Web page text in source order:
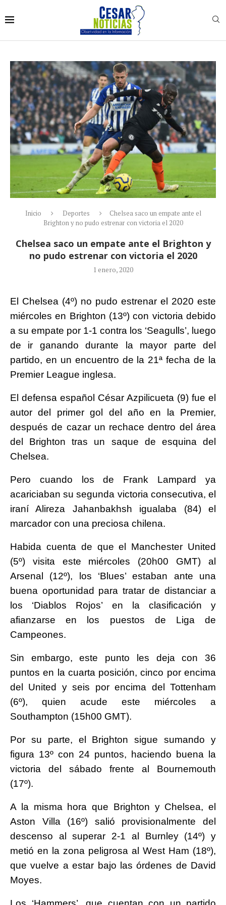
Inicio Deportes
Chelsea saco un empate ante el
Brighton y no pudo estrenar con victoria el 2020
Chelsea saco un empate ante el Brighton y
no pudo estrenar con victoria el 2020
1 enero, 2020
El Chelsea (4º) no pudo estrenar el 2020 este
miércoles en Brighton (13º) con victoria debido
a su empate por 1-1 contra los ‘Seagulls’, luego
de ir ganando durante la mayor parte del
partido, en un encuentro de la 21ª fecha de la
Premier League inglesa.
El defensa español César Azpilicueta (9) fue el
autor del primer gol del año en la Premier,
después de cazar un rechace dentro del área
del Brighton tras un saque de esquina del
Chelsea.
Pero cuando los de Frank Lampard ya
acariciaban su segunda victoria consecutiva, el
iraní Alireza Jahanbakhsh igualaba (84) el
marcador con una preciosa chilena.
Habida cuenta de que el Manchester United
(5º) visita este miércoles (20h00 GMT) al
Arsenal (12º), los ‘Blues’ estaban ante una
buena oportunidad para tratar de distanciar a
los ‘Diablos Rojos’ en la clasificación y
afianzarse en los puestos de Liga de
Campeones.
Sin embargo, este punto les deja con 36
puntos en la cuarta posición, cinco por encima
del United y seis por encima del Tottenham
(6º), quien acude este miércoles a
Southampton (15h00 GMT).
Por su parte, el Brighton sigue sumando y
figura 13º con 24 puntos, haciendo buena la
victoria del sábado frente al Bournemouth
(17º).
A la misma hora que Brighton y Chelsea, el
Aston Villa (16º) salió provisionalmente del
descenso al superar 2-1 al Burnley (14º) y
metió en la zona peligrosa al West Ham (18º),
que vuelve a estar bajo las órdenes de David
Moyes.